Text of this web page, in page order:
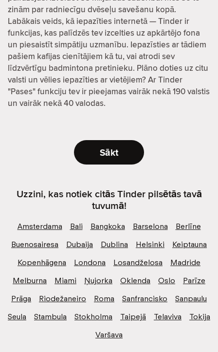
zinām par radniecīgu dvēseļu savešanu kopā.
Labākais veids, kā iepazīties internetā — Tinder ir
funkcijas, kas palīdzēs tev izcelties uz apkārtējo fona
un piesaistīt simpātiju uzmanību. Iepazīsties ar tādiem
pašiem kafijas cienītājiem kā tu, vai atrodi sev
līdzvērtīgu badmintona pretinieku. Plāno doties uz citu
valsti un vēlies iepazīties ar vietējiem? Ar Tinder
"Pases" funkciju tev ir pieejamas vairāk nekā 190 valstis
un vairāk nekā 40 valodas.
Sākt
Uzzini, kas notiek citās Tinder pilsētās tavā
tuvumā!
Amsterdama Bali Bangkoka Barselona
Berlīne
Buenosairesa
Dubaija Dublina Helsinki
Keiptauna
Kopenhāgena
Londona Losandželosa
Madride
Melburna
Miami Ņujorka Oklenda Oslo
Parīze
Prāga
Riodežaneiro Roma Sanfrancisko
Sanpaulu
Seula
Stambula Stokholma Taipejā Telaviva
Tokija
Varšava